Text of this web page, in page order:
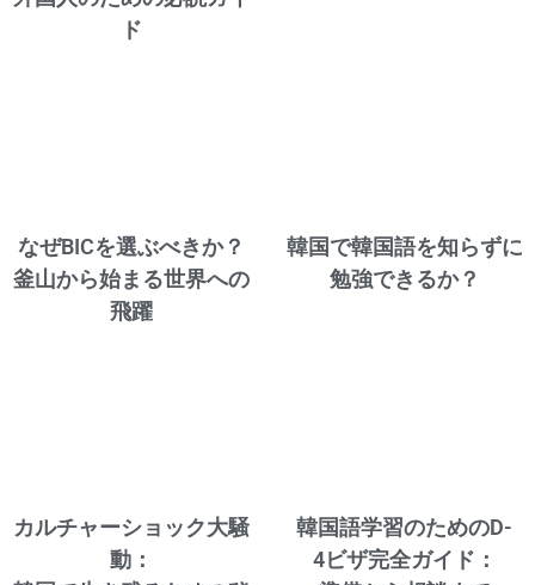
ド
なぜBICを選ぶべきか？
釜山から始まる世界への
飛躍
韓国で韓国語を知らずに
勉強できるか？
カルチャーショック大騒
動：
韓国語学習のためのD-
4ビザ完全ガイド：